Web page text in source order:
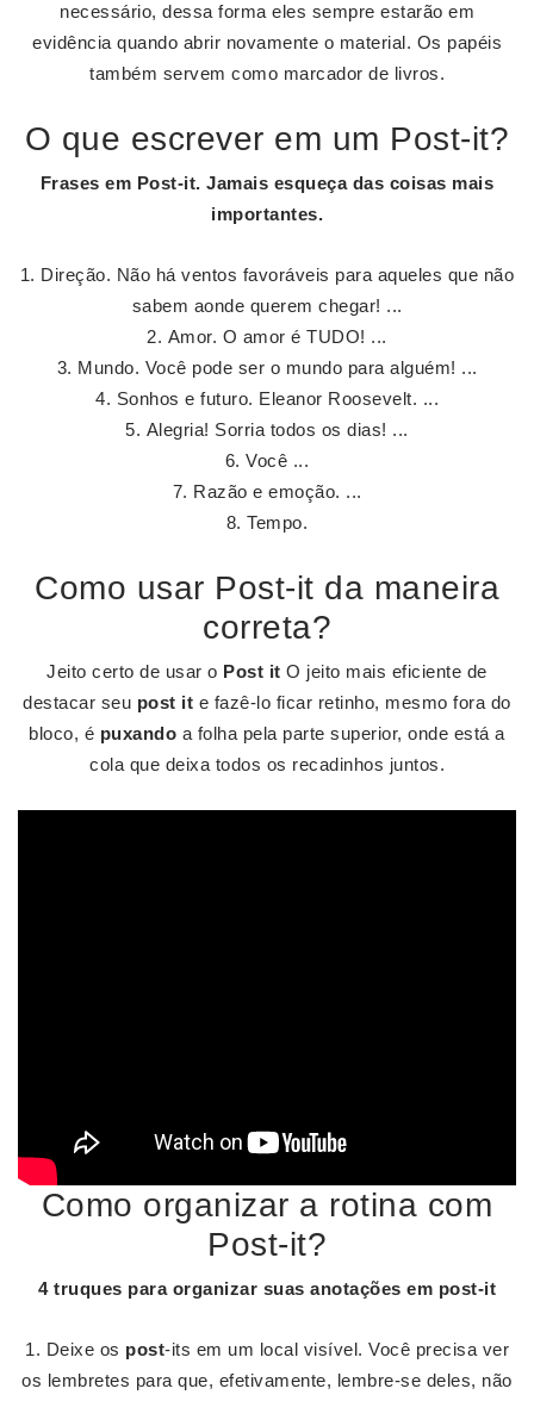
necessário, dessa forma eles sempre estarão em
evidência quando abrir novamente o material. Os papéis
também servem como marcador de livros.
O que escrever em um Post-it?
Frases em Post-it. Jamais esqueça das coisas mais
importantes.
Direção. Não há ventos favoráveis para aqueles que não
sabem aonde querem chegar! ...
Amor. O amor é TUDO! ...
Mundo. Você pode ser o mundo para alguém! ...
Sonhos e futuro. Eleanor Roosevelt. ...
Alegria! Sorria todos os dias! ...
Você ...
Razão e emoção. ...
Tempo.
Como usar Post-it da maneira
correta?
Jeito certo de usar o Post it O jeito mais eficiente de
destacar seu post it e fazê-lo ficar retinho, mesmo fora do
bloco, é puxando a folha pela parte superior, onde está a
cola que deixa todos os recadinhos juntos.
Como organizar a rotina com
Post-it?
4 truques para organizar suas anotações em post-it
Deixe os post-its em um local visível. Você precisa ver
os lembretes para que, efetivamente, lembre-se deles, não